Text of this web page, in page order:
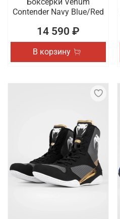
Contender Navy Blue/Red
14 590 ₽
В корзину